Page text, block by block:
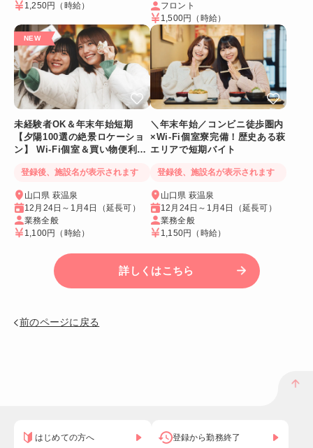
1,250円
（時給）
フロント
1,500円
（時給）
未経験者OK＆年末年始短期
【夕陽100選の絶景ロケーショ
ン】 Wi-Fi個室＆買い物便利な
登録後、施設名が表示されます
山口県 萩温泉
12月24日～1月4日（延長可）
業務全般
1,100円 （時給）
＼年末年始／コンビニ徒歩圏内
×Wi-Fi個室寮完備！歴史ある萩
エリアで短期バイト
登録後、施設名が表示されます
山口県 萩温泉
12月24日～1月4日（延長可）
業務全般
1,150円 （時給）
詳しくはこちら
前のページに戻る
はじめての方へ 登録から勤務終了